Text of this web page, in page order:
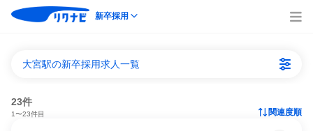
新卒採用
大宮駅の新卒採用求人一覧
23件
1〜23件目 関連度順